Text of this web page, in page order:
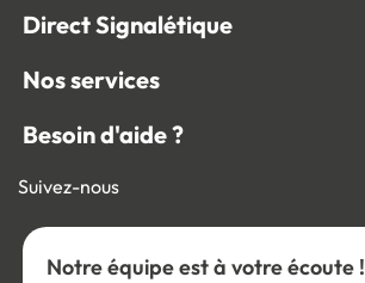
Direct Signalétique
Nos services
Besoin d'aide ?
Suivez-nous
Notre équipe est à votre écoute !